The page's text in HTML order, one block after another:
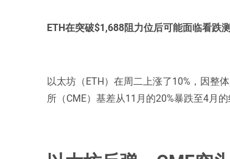
ETH在突破$1,688阻力位后可能面临看跌测
以太坊（ETH）在周二上涨了10%，因整
所（CME）基差从11月的20%暴跌至4月的